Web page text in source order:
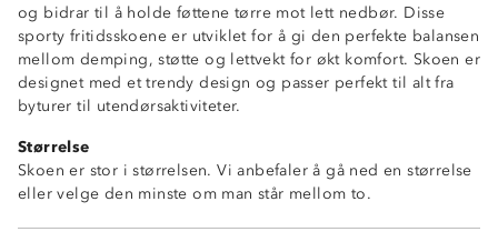
og bidrar til å holde føttene tørre mot lett nedbør. Disse
sporty fritidsskoene er utviklet for å gi den perfekte balansen
mellom demping, støtte og lettvekt for økt komfort. Skoen er
designet med et trendy design og passer perfekt til alt fra
byturer til utendørsaktiviteter.
Størrelse
Skoen er stor i størrelsen. Vi anbefaler å gå ned en størrelse
eller velge den minste om man står mellom to.
Lettvekt
Vannavstøtende